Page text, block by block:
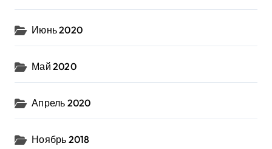
Июнь 2020
Май 2020
Апрель 2020
Ноябрь 2018